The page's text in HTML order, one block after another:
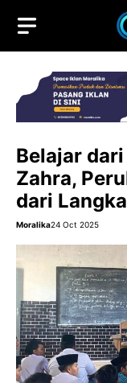
content
Belajar
Zahra,
dari
Moralika24 Oct 2025